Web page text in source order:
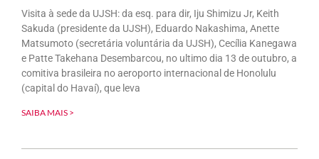
Visita à sede da UJSH: da esq. para dir, Iju Shimizu Jr, Keith
Sakuda (presidente da UJSH), Eduardo Nakashima, Anette
Matsumoto (secretária voluntária da UJSH), Cecília Kanegawa
e Patte Takehana Desembarcou, no ultimo dia 13 de outubro, a
comitiva brasileira no aeroporto internacional de Honolulu
(capital do Havaí), que leva
SAIBA MAIS >